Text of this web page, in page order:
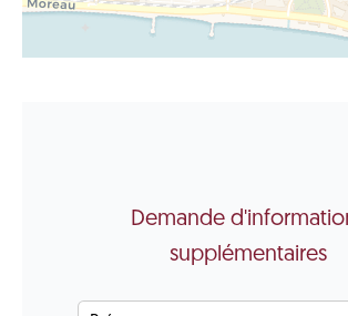
Demande
supplémentaires